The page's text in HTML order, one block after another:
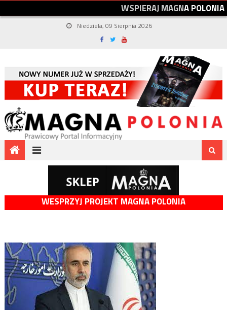
WSPIERAJMAGNAPOLONIA
Niedziela, 09 Sierpnia 2026
WESPRZYJ PROJEKT MAGNA POLONIA